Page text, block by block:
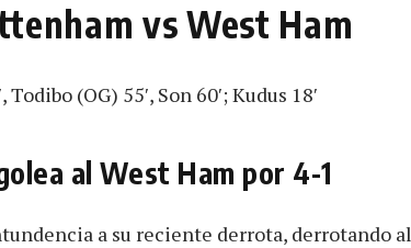
vs West Ham
(OG) 55′, Son 60′; Kudus 18′
al West Ham por 4-1
a su reciente derrota, derrotando al